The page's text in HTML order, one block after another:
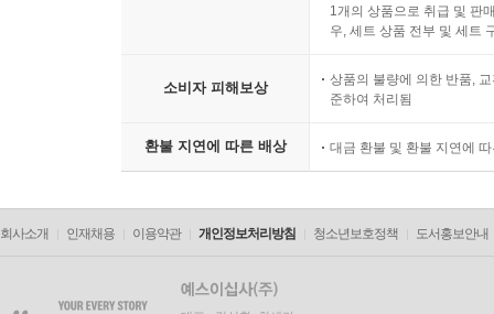
1개의 상품으로 취급 및 판
우, 세트 상품 전부 및 세트
소비자 피해보상
상품의 불량에 의한 반품,
준하여 처리됨
환불 지연에 따른 배상 대금 환불 및 환불 지연에
회사소개 인재채용 이용약관 개인정보처리방침 청소년보호정책 도서홍보안내